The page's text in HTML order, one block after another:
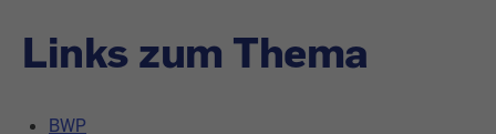
Links zum Thema
BWP